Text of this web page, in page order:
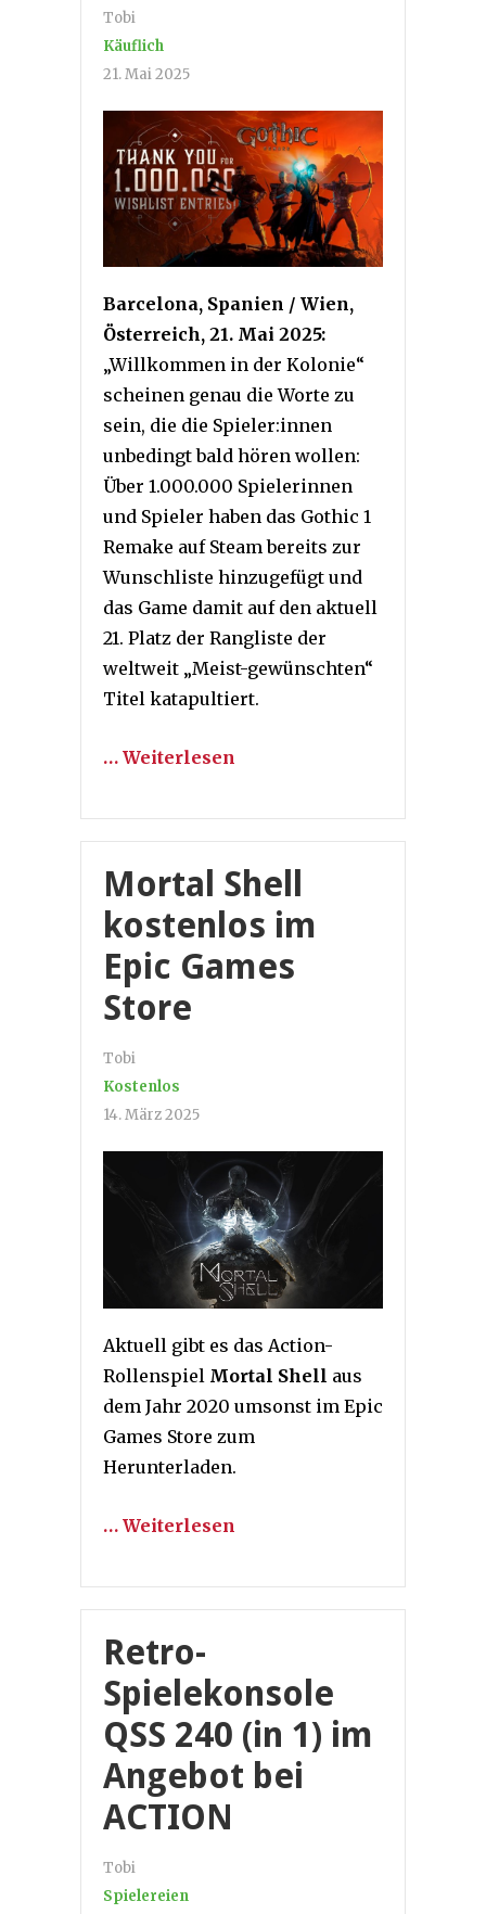
Tobi
Käuflich
21. Mai 2025
Barcelona, Spanien / Wien,
Österreich, 21. Mai 2025:
„Willkommen in der Kolonie“
scheinen genau die Worte zu
sein, die die Spieler:innen
unbedingt bald hören wollen:
Über 1.000.000 Spielerinnen
und Spieler haben das Gothic 1
Remake auf Steam bereits zur
Wunschliste hinzugefügt und
das Game damit auf den aktuell
21. Platz der Rangliste der
weltweit „Meist-gewünschten“
Titel katapultiert.
… Weiterlesen
Mortal Shell
kostenlos im
Epic Games
Store
Tobi
Kostenlos
14. März 2025
Aktuell gibt es das Action-
Rollenspiel Mortal Shell aus
dem Jahr 2020 umsonst im Epic
Games Store zum
Herunterladen.
… Weiterlesen
Retro-
Spielekonsole
QSS 240 (in 1) im
Angebot bei
ACTION
Tobi
Spielereien